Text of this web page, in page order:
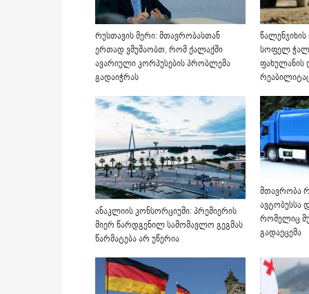
რუსთავის მერი: მთავრობასთან
ერთად ვმუშაობთ, რომ ქალაქში
ავარიული კორპუსების პრობლემა
გადაიჭრას
სოფელ
ფახულანის
ანაკლიის კონსორციუმი: პრემიერის
მიერ წარდგენილ სამომავლო გეგმას
წარმატება არ უწერია
მთავრობა
ავტობუსსა
რომელიც
გადაეცემა